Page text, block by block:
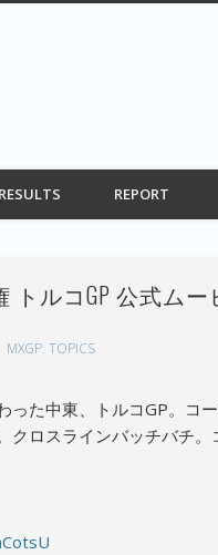
モトクロ
RESULTS REPORT
トルコGP 公式ムー
MXGP,TOPICS
った中東、トルコGP。コ
クロスラインバッチバチ